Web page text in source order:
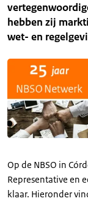
hebben zij
wet- en
Op de NBSO in
Representative en
klaar. Hieronder